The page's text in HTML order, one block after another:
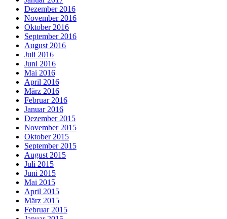
Dezember 2016
November 2016
Oktober 2016
September 2016
August 2016
Juli 2016
Juni 2016
Mai 2016
April 2016
März 2016
Februar 2016
Januar 2016
Dezember 2015
November 2015
Oktober 2015
September 2015
August 2015
Juli 2015
Juni 2015
Mai 2015
April 2015
März 2015
Februar 2015